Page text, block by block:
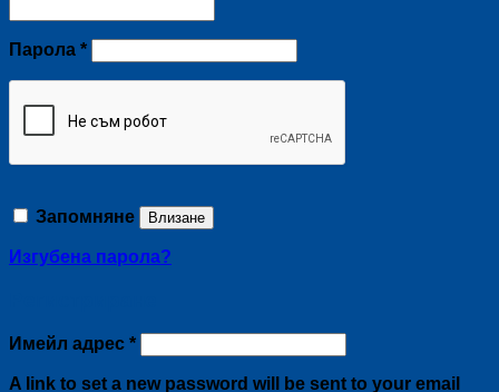
Парола *Задължително
Запомняне Влизане
Изгубена парола?
Имейл адрес *Задължително
A link to set a new password will be sent to your email